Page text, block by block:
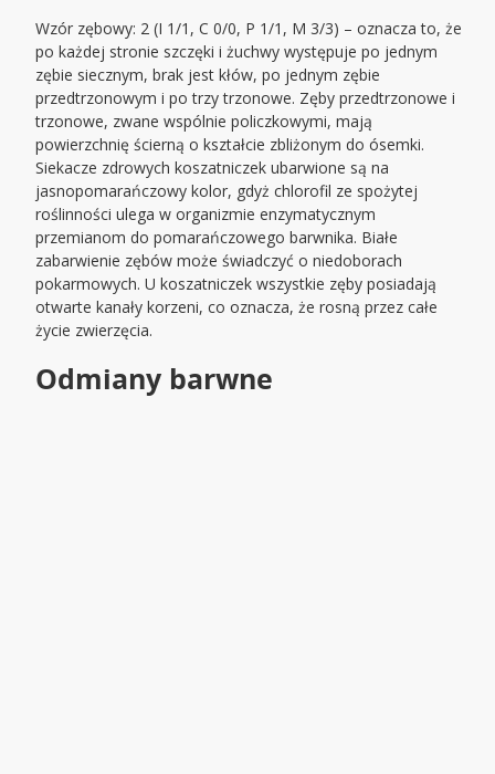
Wzór zębowy: 2 (I 1/1, C 0/0, P 1/1, M 3/3) – oznacza to, że
po każdej stronie szczęki i żuchwy występuje po jednym
zębie siecznym, brak jest kłów, po jednym zębie
przedtrzonowym i po trzy trzonowe. Zęby przedtrzonowe i
trzonowe, zwane wspólnie policzkowymi, mają
powierzchnię ścierną o kształcie zbliżonym do ósemki.
Siekacze zdrowych koszatniczek ubarwione są na
jasnopomarańczowy kolor, gdyż chlorofil ze spożytej
roślinności ulega w organizmie enzymatycznym
przemianom do pomarańczowego barwnika. Białe
zabarwienie zębów może świadczyć o niedoborach
pokarmowych. U koszatniczek wszystkie zęby posiadają
otwarte kanały korzeni, co oznacza, że rosną przez całe
życie zwierzęcia.
Odmiany barwne